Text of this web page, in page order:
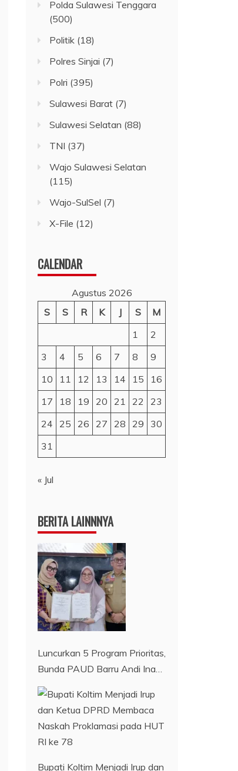
Polda Sulawesi Tenggara
(500)
Politik (18)
Polres Sinjai (7)
Polri (395)
Sulawesi Barat (7)
Sulawesi Selatan (88)
TNI (37)
Wajo Sulawesi Selatan
(115)
Wajo-SulSel (7)
X-File (12)
CALENDAR
Agustus 2026
S
S R K J S
M
1
2
3
4 5 6 7 8
9
10
11 12 13 14 15
16
17
18 19 20 21 22
23
24
25 26 27 28 29
30
31
« Jul
BERITA LAINNNYA
Luncurkan 5 Program Prioritas,
Bunda PAUD Barru Andi Ina…
Bupati Koltim Menjadi Irup dan